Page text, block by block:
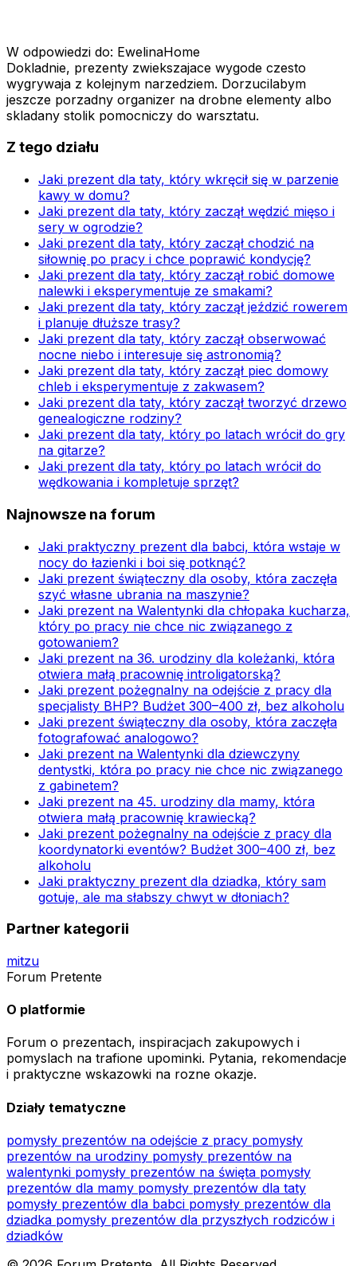
W odpowiedzi do: EwelinaHome
Dokladnie, prezenty zwiekszajace wygode czesto
wygrywaja z kolejnym narzedziem. Dorzucilabym
jeszcze porzadny organizer na drobne elementy albo
skladany stolik pomocniczy do warsztatu.
Z tego działu
Jaki prezent dla taty, który wkręcił się w parzenie
kawy w domu?
Jaki prezent dla taty, który zaczął wędzić mięso i
sery w ogrodzie?
Jaki prezent dla taty, który zaczął chodzić na
siłownię po pracy i chce poprawić kondycję?
Jaki prezent dla taty, który zaczął robić domowe
nalewki i eksperymentuje ze smakami?
Jaki prezent dla taty, który zaczął jeździć rowerem
i planuje dłuższe trasy?
Jaki prezent dla taty, który zaczął obserwować
nocne niebo i interesuje się astronomią?
Jaki prezent dla taty, który zaczął piec domowy
chleb i eksperymentuje z zakwasem?
Jaki prezent dla taty, który zaczął tworzyć drzewo
genealogiczne rodziny?
Jaki prezent dla taty, który po latach wrócił do gry
na gitarze?
Jaki prezent dla taty, który po latach wrócił do
wędkowania i kompletuje sprzęt?
Najnowsze na forum
Jaki praktyczny prezent dla babci, która wstaje w
nocy do łazienki i boi się potknąć?
Jaki prezent świąteczny dla osoby, która zaczęła
szyć własne ubrania na maszynie?
Jaki prezent na Walentynki dla chłopaka kucharza,
który po pracy nie chce nic związanego z
gotowaniem?
Jaki prezent na 36. urodziny dla koleżanki, która
otwiera małą pracownię introligatorską?
Jaki prezent pożegnalny na odejście z pracy dla
specjalisty BHP? Budżet 300–400 zł, bez alkoholu
Jaki prezent świąteczny dla osoby, która zaczęła
fotografować analogowo?
Jaki prezent na Walentynki dla dziewczyny
dentystki, która po pracy nie chce nic związanego
z gabinetem?
Jaki prezent na 45. urodziny dla mamy, która
otwiera małą pracownię krawiecką?
Jaki prezent pożegnalny na odejście z pracy dla
koordynatorki eventów? Budżet 300–400 zł, bez
alkoholu
Jaki praktyczny prezent dla dziadka, który sam
gotuje, ale ma słabszy chwyt w dłoniach?
Partner kategorii
mitzu
Forum Pretente
O platformie
Forum o prezentach, inspiracjach zakupowych i
pomyslach na trafione upominki. Pytania, rekomendacje
i praktyczne wskazowki na rozne okazje.
Działy tematyczne
pomysły prezentów na odejście z pracy pomysły
prezentów na urodziny pomysły prezentów na
walentynki pomysły prezentów na święta pomysły
prezentów dla mamy pomysły prezentów dla taty
pomysły prezentów dla babci pomysły prezentów dla
dziadka pomysły prezentów dla przyszłych rodziców i
dziadków